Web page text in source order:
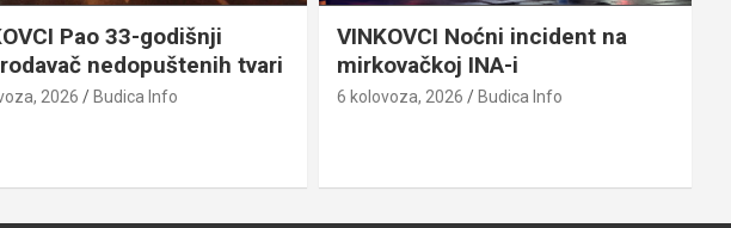
Pao 33-godišnji
nedopuštenih tvari
2026 Budica Info
VINKOVCI Noćni incident na
mirkovačkoj INA-i
6 kolovoza, 2026 Budica Info